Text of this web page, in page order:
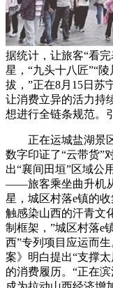
据统计，让旅客“看
星，“九头十八匠”“
拔，”正在8月15日苏
让消费立异的活力持
想进行全链条规范。
正在运城盐湖景区
数字印证了“云带货”
出“襄间田垣”区域公
——旅客乘坐曲升机
星，城区村落e镇的
触感染山西的汗青文
制框架，”城区村落e
西”专列项目应运而
案》明白提出“支撑
的消费履历。“正在